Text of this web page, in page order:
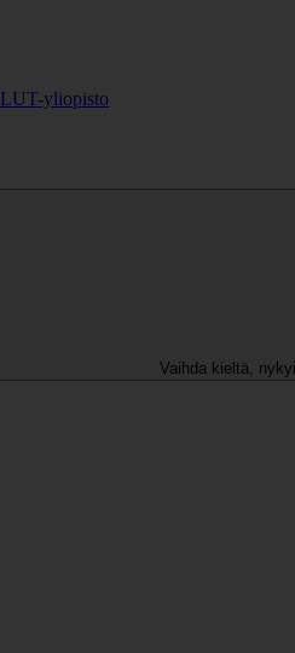
LUT-yliopisto
Vaihda kieltä,